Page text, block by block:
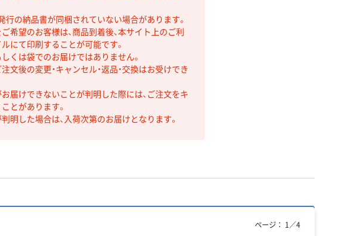
行の納品書が同梱されていない場合があります。
希望のお客様は、商品到着後、本サイト上のご利
にて印刷することが可能です。
くは袋でのお届けではありません。
文後の変更・キャンセル・返品・交換はお受けでき
届けできないことが判明した際には、ご注文をキ
とがあります。
明した場合は、入荷次第のお届けとなります。
ページ： 1 ／4